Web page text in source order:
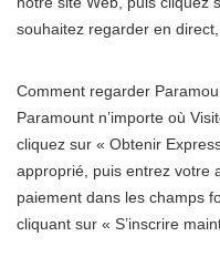
souhaitez regarder en
Comment regarder
Paramount n’importe où
cliquez sur « Obtenir
approprié, puis entrez votre
paiement dans les champs
cliquant sur « S’inscrire